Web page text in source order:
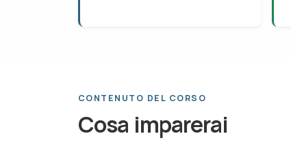
CONTENUTO DEL CORSO
Cosa imparerai